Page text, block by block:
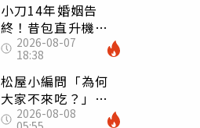
小刀14年婚姻告
終！昔包直升機求
婚 豪砸545萬辦婚
禮還找連戰證婚
2026-08-07
18:38
松屋小編問「為何
大家不來吃？」
一票人點出3大問
2026-08-08